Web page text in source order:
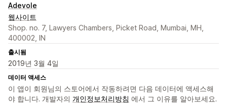
Adevole
웹사이트
Shop. no. 7, Lawyers Chambers, Picket Road, Mumbai, MH,
400002, IN
출시됨
2019년 3월 4일
데이터 액세스
이 앱이 회원님의 스토어에서 작동하려면 다음 데이터에 액세스해
야 합니다. 개발자의 개인정보처리방침 에서 그 이유를 알아보세요.